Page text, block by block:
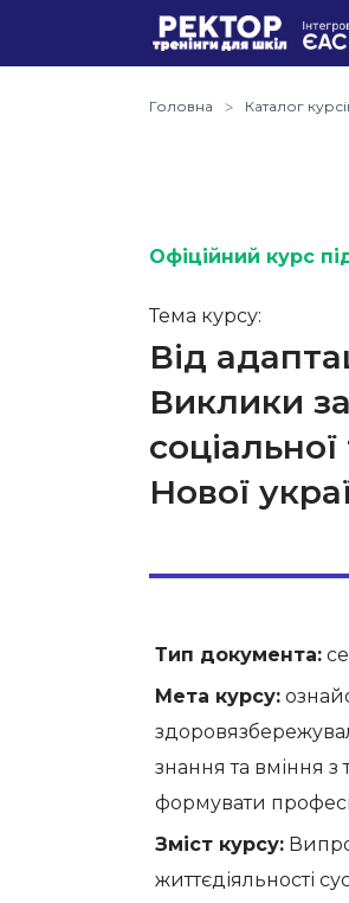
Головна Каталог
Офіційний курс
Тема курсу:
Від
Виклики
Нової
Тип документа:
Мета курсу:
знання та вміння з
формувати
Зміст курсу:
життєдіяльності